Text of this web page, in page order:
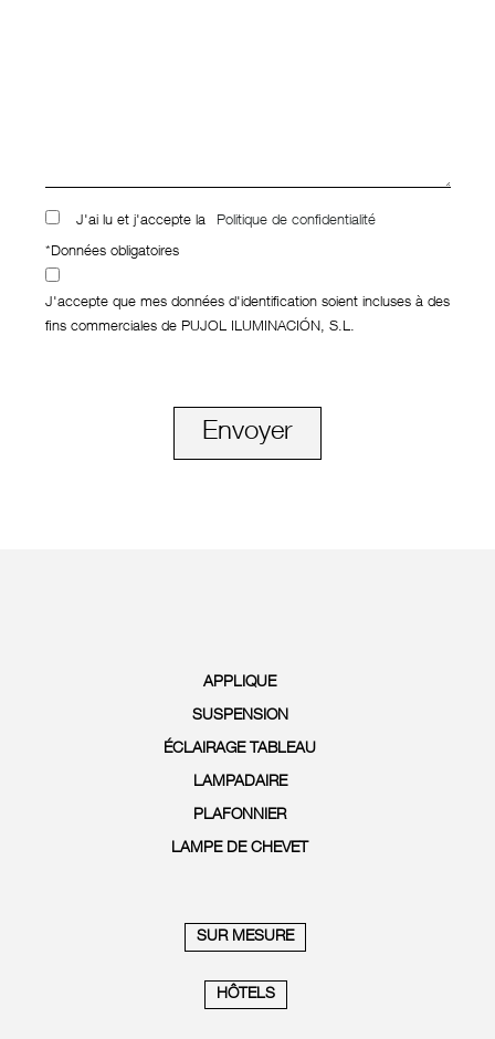
J'ai lu et j'accepte la Politique de confidentialité
*Données obligatoires
J'accepte que mes données d'identification soient incluses à des
fins commerciales de PUJOL ILUMINACIÓN, S.L.
Envoyer
APPLIQUE
SUSPENSION
ÉCLAIRAGE TABLEAU
LAMPADAIRE
PLAFONNIER
LAMPE DE CHEVET
SUR MESURE
HÔTELS